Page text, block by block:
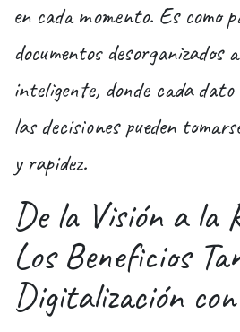
en cada momento. Es como
documentos desorganizados
inteligente, donde cada
las decisiones pueden
y rapidez.
De la Visión a la
Los Beneficios
Digitalización